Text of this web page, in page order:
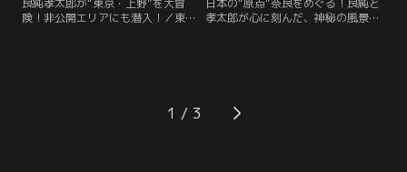
良純孝太郎が“東京・上野”を大冒
険！非公開エリアにも潜入！／東京
権威ある街にするために清水寺を模
して造った「清水観音堂」や…。
日本の“原点”奈良をめぐる！良純と
孝太郎が心に刻んだ、神秘の風景と
奈良グルメに出会う。さらに「神に
呼ばれないとたどり着けない」と噂
1